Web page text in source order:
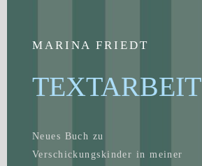
MARINA FRIEDT
TEXTARBEIT
Neues Buch zu
Verschickungskinder in meiner